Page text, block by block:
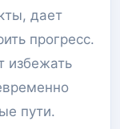
дает
прогресс.
избежать
пути.